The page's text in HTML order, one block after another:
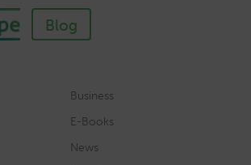
Blog
Business
E-Books
News